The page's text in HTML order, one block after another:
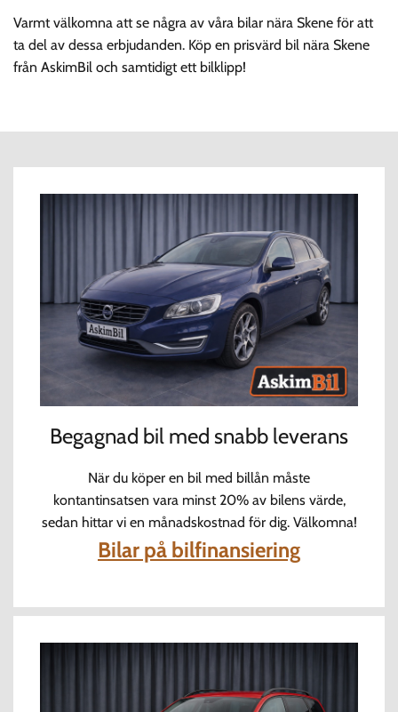
Varmt välkomna att se några av våra bilar nära Skene för att
ta del av dessa erbjudanden. Köp en prisvärd bil nära Skene
från AskimBil och samtidigt ett bilklipp!
Begagnad bil med snabb leverans
När du köper en bil med billån måste
kontantinsatsen vara minst 20% av bilens värde,
sedan hittar vi en månadskostnad för dig. Välkomna!
Bilar på bilfinansiering